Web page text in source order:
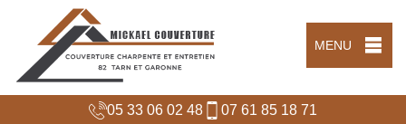
MENU
05 33 06 02 48 07 61 85 18 71